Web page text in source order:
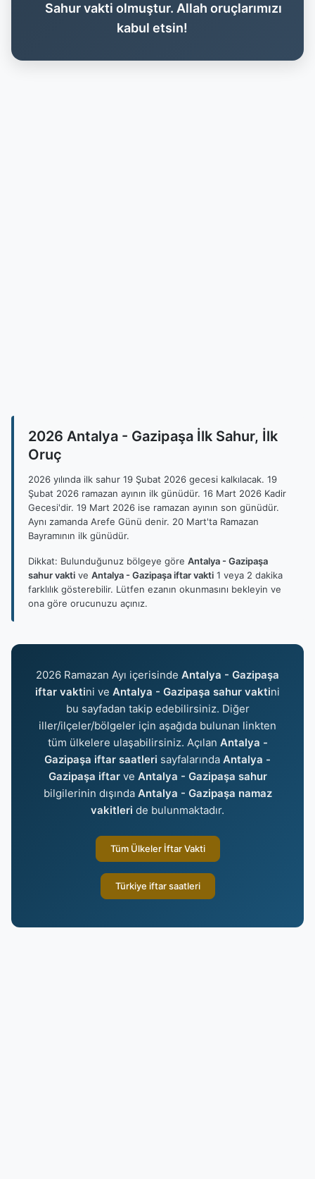
Sahur vakti olmuştur. Allah oruçlarımızı
kabul etsin!
2026 Antalya - Gazipaşa İlk Sahur, İlk
Oruç
2026 yılında ilk sahur 19 Şubat 2026 gecesi kalkılacak. 19
Şubat 2026 ramazan ayının ilk günüdür. 16 Mart 2026 Kadir
Gecesi'dir. 19 Mart 2026 ise ramazan ayının son günüdür.
Aynı zamanda Arefe Günü denir. 20 Mart'ta Ramazan
Bayramının ilk günüdür.
Dikkat: Bulunduğunuz bölgeye göre Antalya - Gazipaşa
sahur vakti ve Antalya - Gazipaşa iftar vakti 1 veya 2 dakika
farklılık gösterebilir. Lütfen ezanın okunmasını bekleyin ve
ona göre orucunuzu açınız.
2026 Ramazan Ayı içerisinde Antalya - Gazipaşa
iftar vaktini ve Antalya - Gazipaşa sahur vaktini
bu sayfadan takip edebilirsiniz. Diğer
iller/ilçeler/bölgeler için aşağıda bulunan linkten
tüm ülkelere ulaşabilirsiniz. Açılan Antalya -
Gazipaşa iftar saatleri sayfalarında Antalya -
Gazipaşa iftarve Antalya - Gazipaşa sahur
bilgilerinin dışında Antalya - Gazipaşa namaz
vakitleri de bulunmaktadır.
Tüm Ülkeler İftar Vakti
Türkiye iftar saatleri